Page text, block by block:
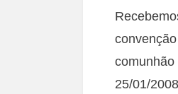
comunhão
25/01/